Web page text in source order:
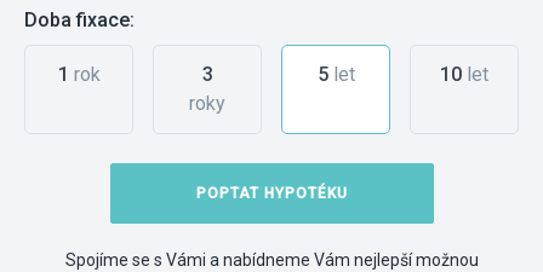
Doba fixace:
1 rok
3
roky
5let 10 let
POPTAT HYPOTÉKU
Spojíme se s Vámi a nabídneme Vám nejlepší možnou